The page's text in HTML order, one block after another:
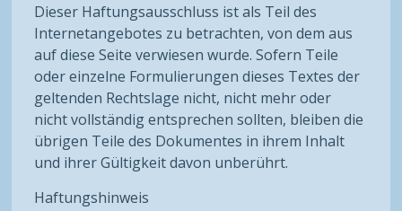
Dieser Haftungsausschluss ist als Teil des
Internetangebotes zu betrachten, von dem aus
auf diese Seite verwiesen wurde. Sofern Teile
oder einzelne Formulierungen dieses Textes der
geltenden Rechtslage nicht, nicht mehr oder
nicht vollständig entsprechen sollten, bleiben die
übrigen Teile des Dokumentes in ihrem Inhalt
und ihrer Gültigkeit davon unberührt.
Haftungshinweis